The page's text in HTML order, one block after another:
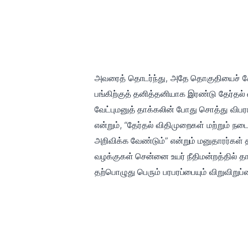
அவரைத் தொடர்ந்து, அதே தொகுதியைச்
பங்கிற்குத் தனித்தனியாக இரண்டு
வேட்புமனுத் தாக்கலின் போது சொத்து
என்றும், “தேர்தல் விதிமுறைகள் மற்றும்
அறிவிக்க வேண்டும்” என்றும் மனுதாரர்கள்
வழக்குகள் சென்னை உயர் நீதிமன்றத்தில்
தற்பொழுது பெரும் பரபரப்பையும்